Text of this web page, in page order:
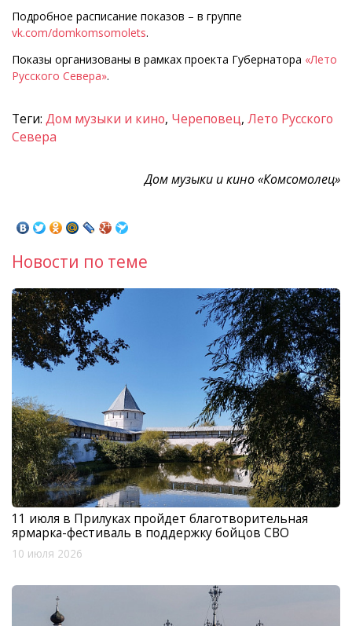
Подробное расписание показов – в группе
vk.com/domkomsomolets.
Показы организованы в рамках проекта Губернатора «Лето
Русского Севера».
Теги: Дом музыки и кино, Череповец, Лето Русского
Севера
Дом музыки и кино «Комсомолец»
Новости по теме
11 июля в Прилуках пройдет благотворительная
ярмарка-фестиваль в поддержку бойцов СВО
10 июля 2026